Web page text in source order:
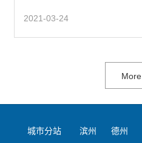
2021-03-24
More
城市分站 滨州 德州